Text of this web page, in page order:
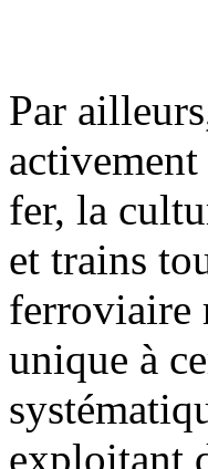
Par
fer, la
et trains
ferroviaire
unique à
exploitant